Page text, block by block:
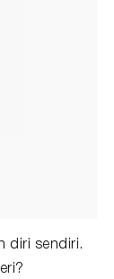
diri sendiri.